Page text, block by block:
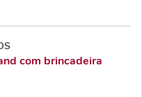
com brincadeira